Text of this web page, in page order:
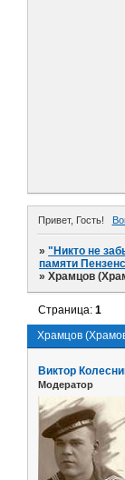
Привет, Гость!
»"Никто не
памяти
»Храмцов
Храмцов
Страница:1
Виктор
Модератор